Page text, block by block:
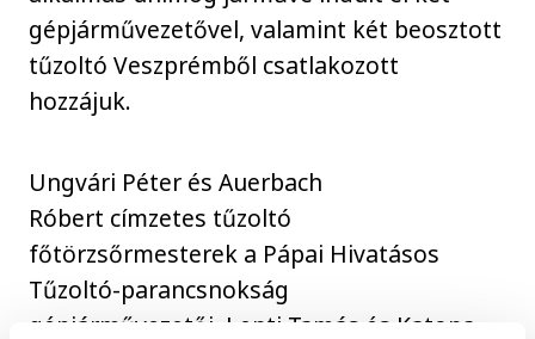
gépjárművezetővel, valamint két beosztott
tűzoltó Veszprémből csatlakozott
hozzájuk.
Ungvári Péter és Auerbach
Róbert címzetes tűzoltó
főtörzsőrmesterek a Pápai Hivatásos
Tűzoltó-parancsnokság
gépjárművezetői, Lenti Tamás és Katona